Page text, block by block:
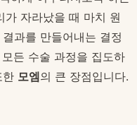
가 자라났을 때 마치 원
과를 만들어내는 결정
든 수술 과정을 집도하
한 모엠의 큰 장점입니다.